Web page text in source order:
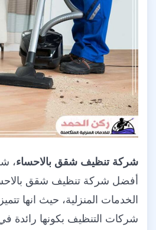
شركة تنظيف شقق بالاحساء،
أفضل شركة تنظيف شقق
الخدمات المنزلية، حيث انها
شركات التنظيف بكونها رائدة